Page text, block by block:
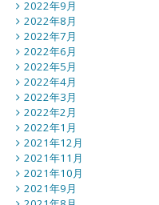
2022年9月
2022年8月
2022年7月
2022年6月
2022年5月
2022年4月
2022年3月
2022年2月
2022年1月
2021年12月
2021年11月
2021年10月
2021年9月